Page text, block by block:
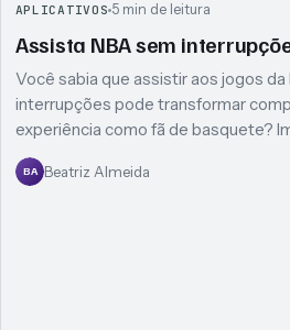
APLICATIVOS 5 min de leitura
Assista NBA sem
Você sabia que assistir aos jogos da
interrupções pode transformar
experiência como fã de basquete?
BA Beatriz Almeida